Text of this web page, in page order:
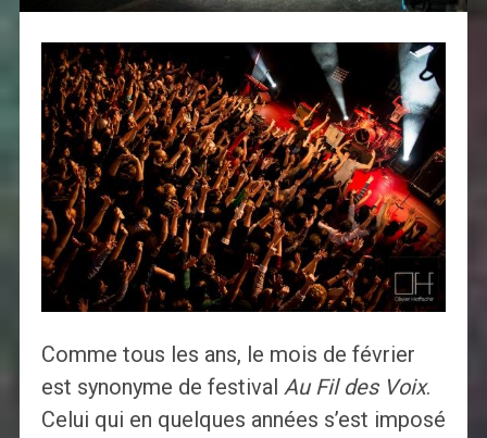
Comme tous les ans, le mois de février
est synonyme de festival Au Fil des Voix.
Celui qui en quelques années s’est imposé